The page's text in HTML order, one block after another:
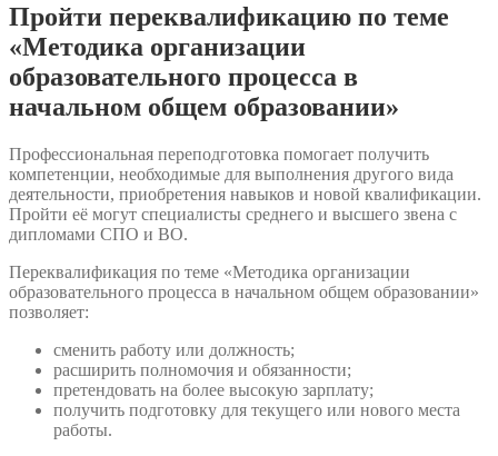
Пройти переквалификацию по теме
«Методика организации
образовательного процесса в
начальном общем образовании»
Профессиональная переподготовка помогает получить
компетенции, необходимые для выполнения другого вида
деятельности, приобретения навыков и новой квалификации.
Пройти её могут специалисты среднего и высшего звена с
дипломами СПО и ВО.
Переквалификация по теме «Методика организации
образовательного процесса в начальном общем образовании»
позволяет:
сменить работу или должность;
расширить полномочия и обязанности;
претендовать на более высокую зарплату;
получить подготовку для текущего или нового места
работы.